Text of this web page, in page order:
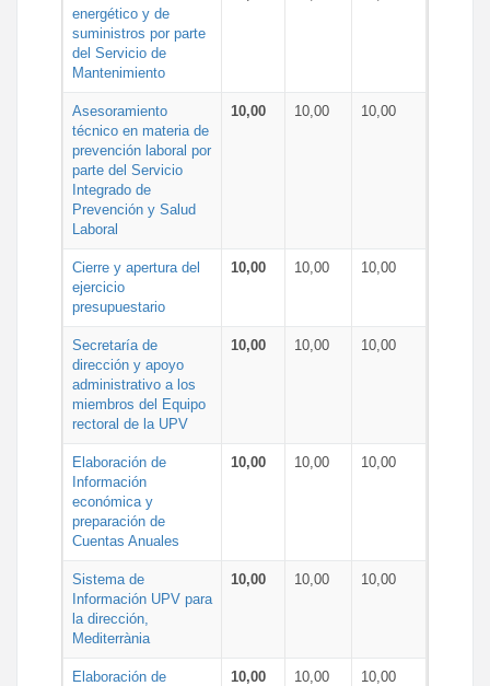
energético y de
suministros por parte
del Servicio de
Mantenimiento
Asesoramiento
técnico en materia de
prevención laboral por
parte del Servicio
Integrado de
Prevención y Salud
Laboral
10,00 10,00 10,00
Cierre y apertura del
ejercicio
presupuestario
10,00 10,00 10,00
Secretaría de
dirección y apoyo
administrativo a los
miembros del Equipo
rectoral de la UPV
10,00 10,00 10,00
Elaboración de
Información
económica y
preparación de
Cuentas Anuales
10,00 10,00 10,00
Sistema de
Información UPV para
la dirección,
Mediterrània
10,00 10,00 10,00
Elaboración de
10,00 10,00 10,00